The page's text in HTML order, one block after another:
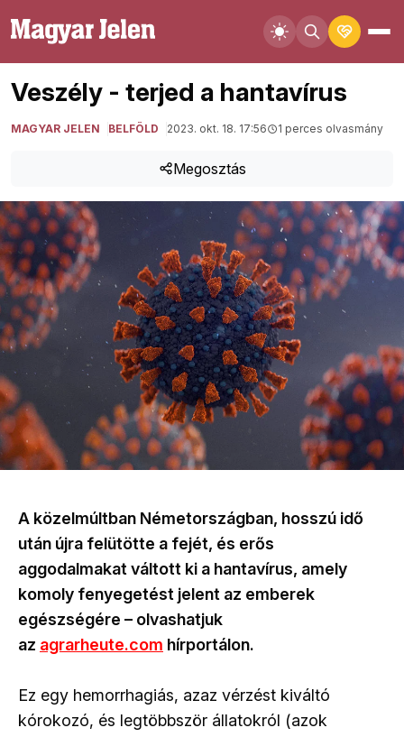
Veszély - terjed a hantavírus
MAGYAR JELEN BELFÖLD 2023. okt. 18. 17:56 1 perces olvasmány
Megosztás
A közelmúltban Németországban, hosszú idő
után újra felütötte a fejét, és erős
aggodalmakat váltott ki a hantavírus, amely
komoly fenyegetést jelent az emberek
egészségére – olvashatjuk
az agrarheute.com hírportálon.
Ez egy hemorrhagiás, azaz vérzést kiváltó
kórokozó, és legtöbbször állatokról (azok